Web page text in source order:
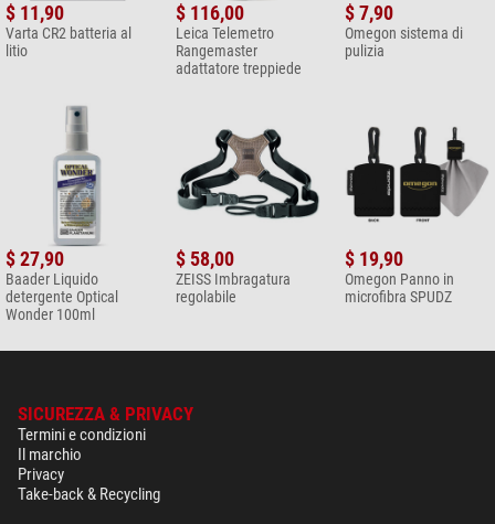
$ 11,90
Varta CR2 batteria al
litio
$ 116,00
Leica Telemetro
Rangemaster
adattatore treppiede
$ 7,90
Omegon sistema di
pulizia
$ 27,90
Baader Liquido
detergente Optical
Wonder 100ml
$ 58,00
ZEISS Imbragatura
regolabile
$ 19,90
Omegon Panno in
microfibra SPUDZ
SICUREZZA & PRIVACY
Termini e condizioni
Il marchio
Privacy
Take-back & Recycling